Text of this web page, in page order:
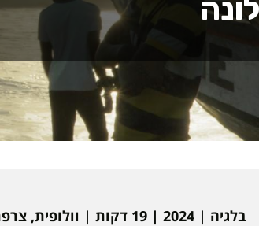
בלגיה | 2024 | 19 דקות | וולופית, צרפתית ואנגלית | כתוביות בעברית ובאנגלית | תיעודי